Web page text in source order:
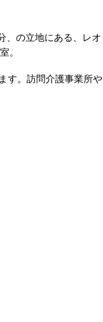
、の立地にある、レオ
。
す。訪問介護事業所や